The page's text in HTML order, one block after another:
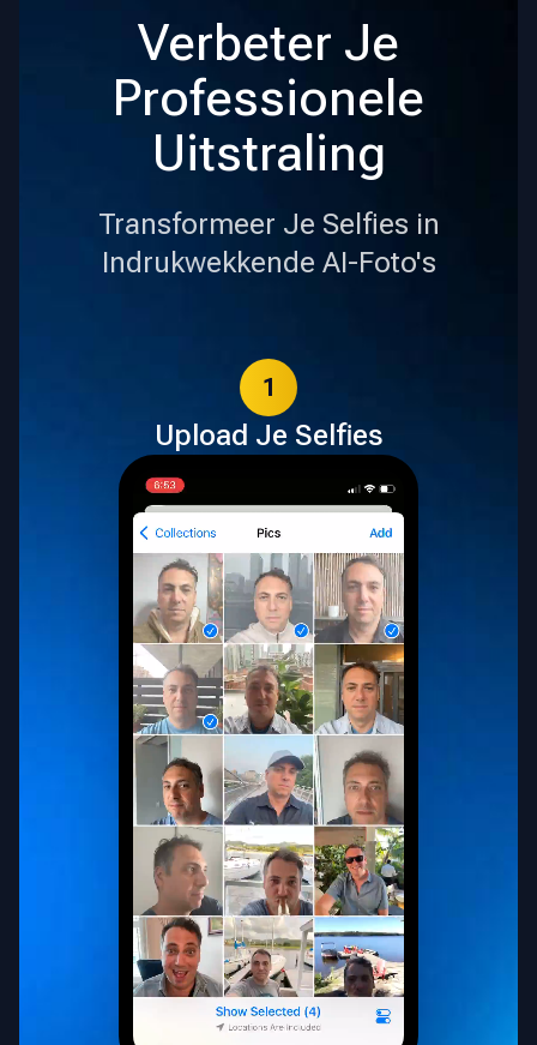
Verbeter Je
Professionele
Uitstraling
Transformeer Je Selfies in
Indrukwekkende AI-Foto's
1
Upload Je Selfies